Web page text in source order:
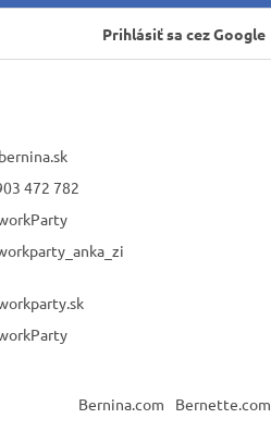
Prihlásiť sa cez Google
bernina.sk
472 782
Bernina.com Bernette.com